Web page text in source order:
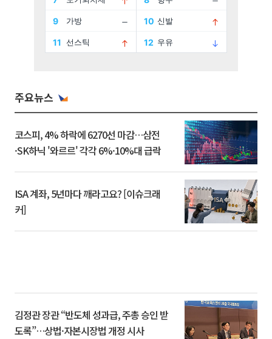
주요뉴스
코스피, 4% 하락에 6270선 마감…삼전
·SK하닉 '와르르' 각각 6%·10%대 급락
ISA 계좌, 5년마다 깨라고요? [이슈크래
커]
김정관 장관 “반도체 성과급, 주총 승인 받
도록”…상법·자본시장법 개정 시사